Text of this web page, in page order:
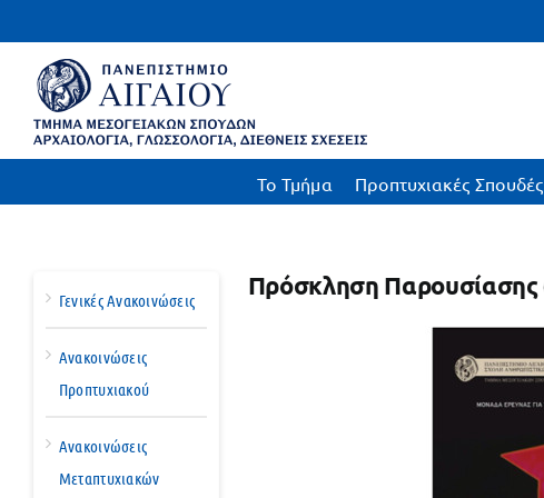
στο
περιεχόμενο
To Τμήμα Προπτυχιακές Σπουδές
Πρόσκληση Παρουσίασης
Γενικές Ανακοινώσεις
Ανακοινώσεις
Προπτυχιακού
Ανακοινώσεις
Μεταπτυχιακών